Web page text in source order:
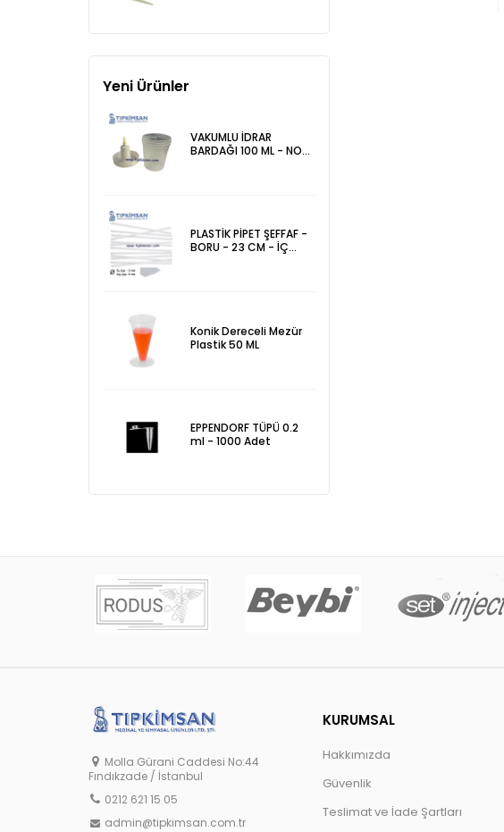
BOYUN - 500 mL
Yeni Ürünler
VAKUMLU İDRAR
BARDAĞI 100 ML - NON
PLASTİK PİPET ŞEFFAF -
BORU - 23 CM - İÇ
Konik Dereceli Mezür
Plastik 50 ML
EPPENDORF TÜPÜ 0.2
ml - 1000 Adet
Molla Gürani Caddesi No:44
Fındıkzade / İstanbul
0212 621 15 05
admin@tipkimsan.com.tr
KURUMSAL
Hakkımızda
Güvenlik
Teslimat ve İade Şartları